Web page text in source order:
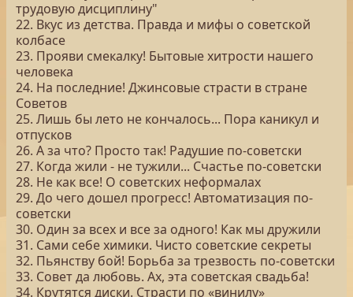
трудовую дисциплину"
22. Вкус из детства. Правда и мифы о советской
колбасе
23. Прояви смекалку! Бытовые хитрости нашего
человека
24. На последние! Джинсовые страсти в стране
Советов
25. Лишь бы лето не кончалось... Пора каникул и
отпусков
26. А за что? Просто так! Радушие по-советски
27. Когда жили - не тужили... Счастье по-советски
28. Не как все! О советских неформалах
29. До чего дошел прогресс! Автоматизация по-
советски
30. Один за всех и все за одного! Как мы дружили
31. Сами себе химики. Чисто советские секреты
32. Пьянству бой! Борьба за трезвость по-советски
33. Совет да любовь. Ах, эта советская свадьба!
34. Крутятся диски. Страсти по «винилу»